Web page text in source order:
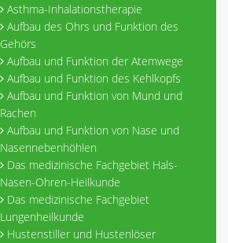
Asthma-Inhalationstherapie
Aufbau des Ohrs und Funktion des
Gehörs
Aufbau und Funktion der Atemwege
Aufbau und Funktion des Kehlkopfs
Aufbau und Funktion von Mund und
Rachen
Aufbau und Funktion von Nase und
Nasennebenhöhlen
Das medizinische Fachgebiet Hals-
Nasen-Ohren-Heilkunde
Das medizinische Fachgebiet
Lungenheilkunde
Hustenstiller und Hustenlöser